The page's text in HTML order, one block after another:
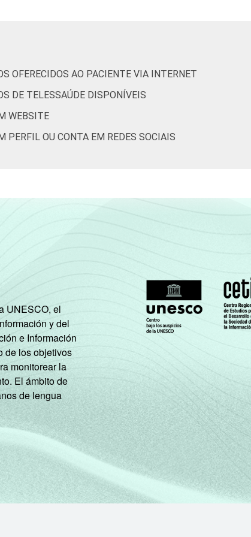
(2024). Pesquisa sobre o uso das tecnologias de
OFERECIDOS AO PACIENTE VIA INTERNET
DE TELESSAÚDE DISPONÍVEIS
WEBSITE
PERFIL OU CONTA EM REDES SOCIAIS
UNESCO, el
y del
e Información
de los objetivos
monitorear la
El ámbito de
de lengua